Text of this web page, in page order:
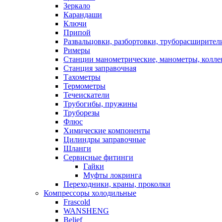
Зеркало
Карандаши
Ключи
Припой
Развальцовки, разбортовки,
Римеры
Станции манометрические, манометры,
Станция заправочная
Тахометры
Термометры
Течеискатели
Трубогибы, пружины
Труборезы
Флюс
Химические компоненты
Цилиндры заправочные
Шланги
Сервисные фитинги
Гайки
Муфты локринга
Переходники, краны, проколки
Компрессоры холодильные
Frascold
WANSHENG
Belief